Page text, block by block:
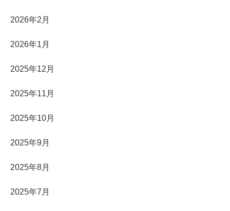
2026年2月
2026年1月
2025年12月
2025年11月
2025年10月
2025年9月
2025年8月
2025年7月